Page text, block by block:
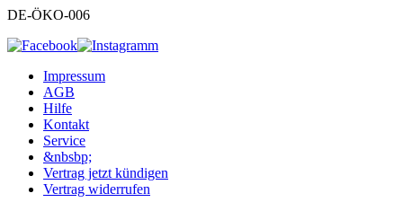
DE-ÖKO-006
Impressum
AGB
Hilfe
Kontakt
Service
&nbsbp;
Vertrag jetzt kündigen
Vertrag widerrufen